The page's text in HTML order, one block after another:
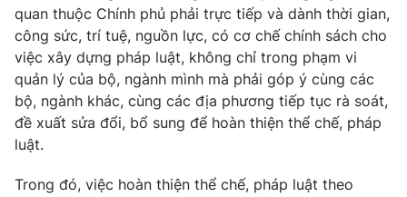
quan thuộc Chính phủ phải trực tiếp và dành thời gian,
công sức, trí tuệ, nguồn lực, có cơ chế chính sách cho
việc xây dựng pháp luật, không chỉ trong phạm vi
quản lý của bộ, ngành mình mà phải góp ý cùng các
bộ, ngành khác, cùng các địa phương tiếp tục rà soát,
đề xuất sửa đổi, bổ sung để hoàn thiện thể chế, pháp
luật.
Trong đó, việc hoàn thiện thể chế, pháp luật theo